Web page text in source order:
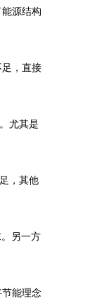
源结构
，直接
尤其是
，其他
另一方
能理念